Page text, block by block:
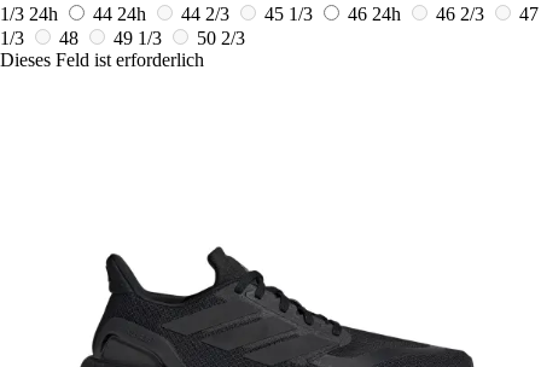
1/3 24h 44 24h 44 2/3 45 1/3 46 24h 46 2/3
47
1/3
48 49 1/3
50 2/3
Dieses Feld ist erforderlich